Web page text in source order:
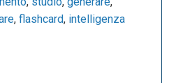
del proprio account,
input per poter iniziare a
di creare materiali
, flashcard, intelligenza